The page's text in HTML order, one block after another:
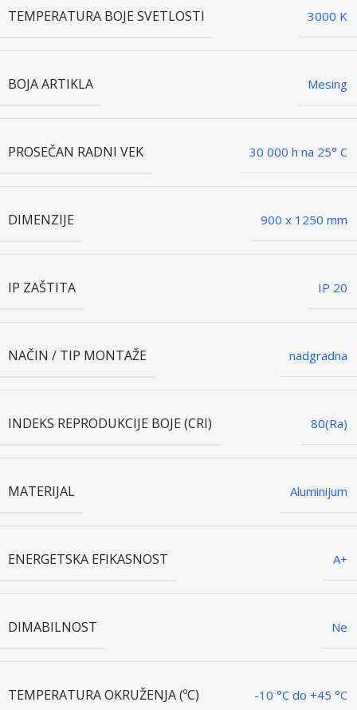
TEMPERATURA BOJE SVETLOSTI 3000 K
BOJA ARTIKLA Mesing
PROSEČAN RADNI VEK 30 000 h na 25° C
DIMENZIJE 900 x 1250 mm
IP ZAŠTITA IP 20
NAČIN / TIP MONTAŽE nadgradna
INDEKS REPRODUKCIJE BOJE (CRI) 80(Ra)
MATERIJAL Aluminijum
ENERGETSKA EFIKASNOST A+
DIMABILNOST Ne
TEMPERATURA OKRUŽENJA (ºC) -10 °C do +45 °C